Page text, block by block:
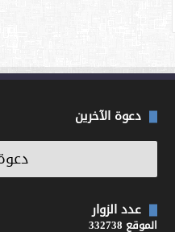
دعوة الآخرين
عدد الزوار
الموقع 332738